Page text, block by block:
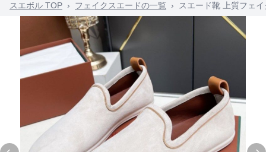
スエボル TOP › フェイクスエードの一覧 › スエード靴 上質フェ